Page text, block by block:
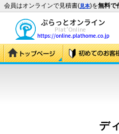
会員はオンラインで見積書(見本)を無料で
デ